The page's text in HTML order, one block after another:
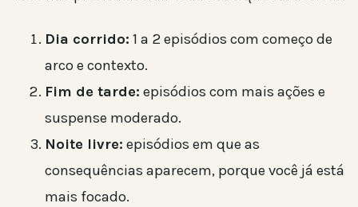
Dia corrido: 1 a 2 episódios com começo de
arco e contexto.
Fim de tarde: episódios com mais ações e
suspense moderado.
Noite livre: episódios em que as
consequências aparecem, porque você já está
mais focado.